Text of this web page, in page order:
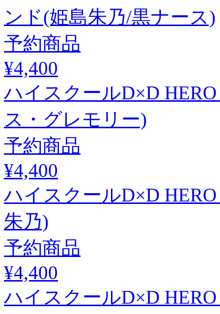
ンド(姫島朱乃/黒ナース)
予約商品
¥4,400
ハイスクールD×D
ス・グレモリー)
予約商品
¥4,400
ハイスクールD×D
朱乃)
予約商品
¥4,400
ハイスクールD×D